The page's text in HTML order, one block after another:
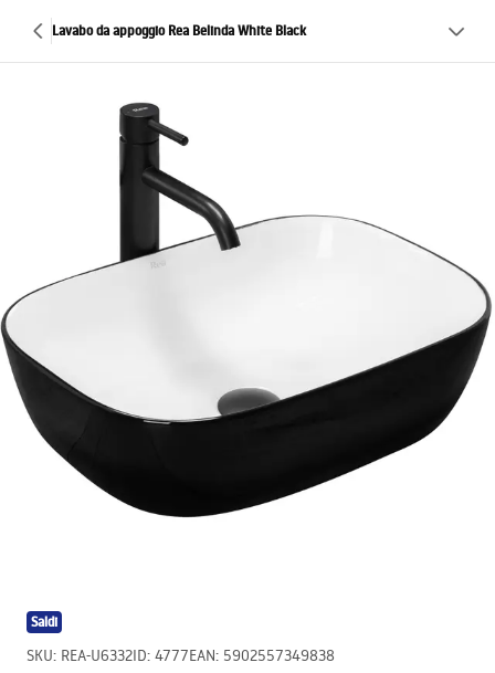
Lavabo da appoggio Rea Belinda White Black
Saldi
SKU: REA-U6332ID: 4777EAN: 5902557349838